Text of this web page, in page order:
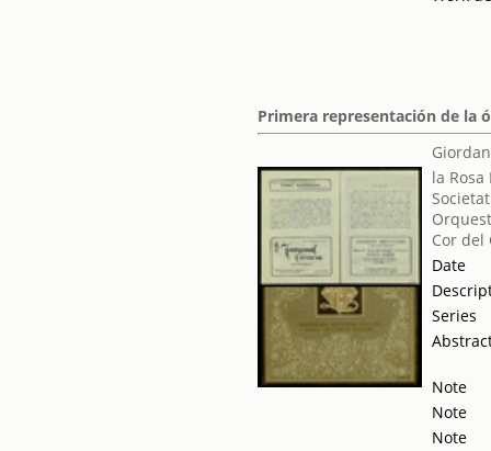
Primera representación de la
la
Cor del
Date
Series
Note
Note
Note